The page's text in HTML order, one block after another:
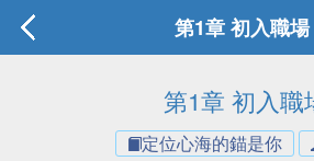
第1章 初入職場
第1章 初入職
定位心海的錨是你